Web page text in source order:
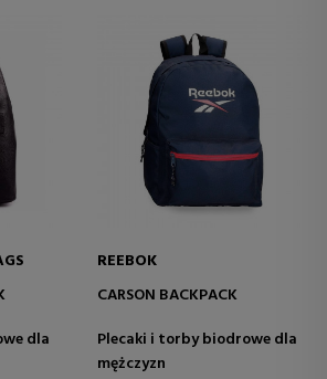
dla
REEBOK
CARSON BACKPACK
Plecaki i torby biodrowe dla
mężczyzn